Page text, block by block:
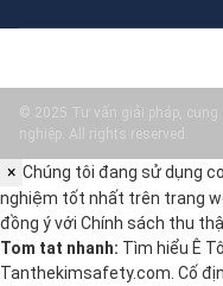
© 2025 Tư vấn giải pháp, cung
nghiệp. All rights reserved.
× Chúng tôi đang sử dụng
nghiệm tốt nhất trên trang
đồng ý với Chính sách thu
Tom tat nhanh: Tìm hiểu Ê
Tanthekimsafety.com. Cố